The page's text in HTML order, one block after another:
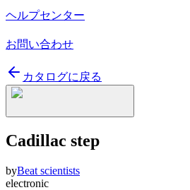
ヘルプセンター
お問い合わせ
カタログに戻る
Cadillac step
byBeat scientists
electronic